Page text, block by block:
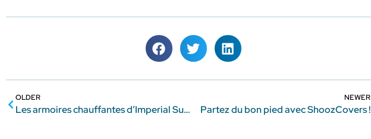
OLDER
Les armoires chauffantes d’Imperial Surgical sont désormais équipées de poignées antimicrobiennes !
NEWER
Partez du bon pied avec ShoozCovers !